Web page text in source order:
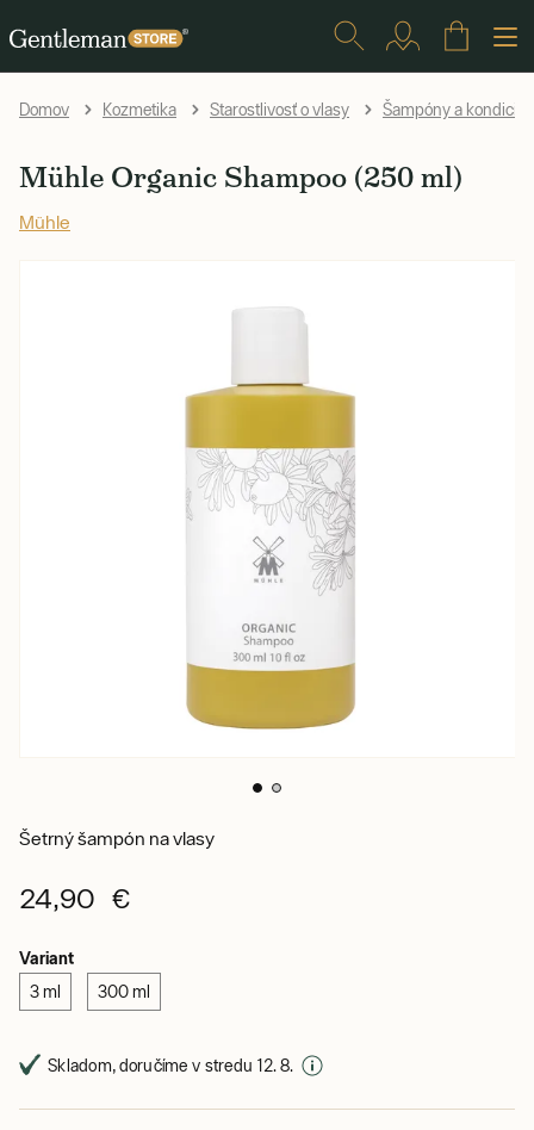
Domov Kozmetika Starostlivosť o vlasy Šampóny a
Mühle Organic Shampoo (250 ml)
Mühle
Šetrný šampón na vlasy
24,90 €
Variant
3 ml 300 ml
Skladom, doručíme v stredu 12. 8.